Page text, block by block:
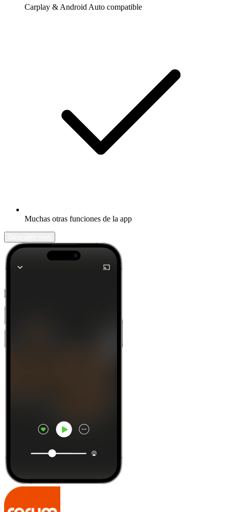
Carplay & Android Auto compatible
Muchas otras funciones de la app